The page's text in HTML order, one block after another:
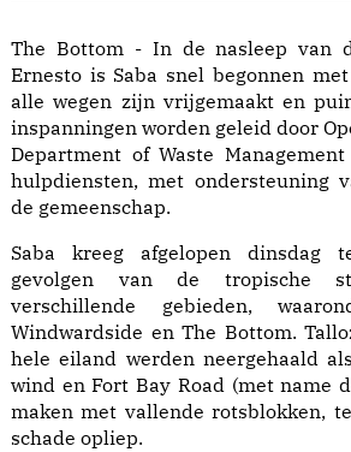
The Bottom - In de nasleep van
Ernesto is Saba snel begonnen
alle wegen zijn vrijgemaakt en
inspanningen worden geleid door
Department of Waste
hulpdiensten, met ondersteuning
de gemeenschap.
Saba kreeg afgelopen dinsdag
gevolgen van de tropische
verschillende gebieden,
Windwardside en The Bottom.
hele eiland werden neergehaald
wind en Fort Bay Road (met name
maken met vallende rotsblokken,
schade opliep.